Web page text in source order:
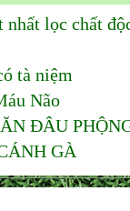
lọc chất
tà niệm
Não
ĐÂU
GÀ